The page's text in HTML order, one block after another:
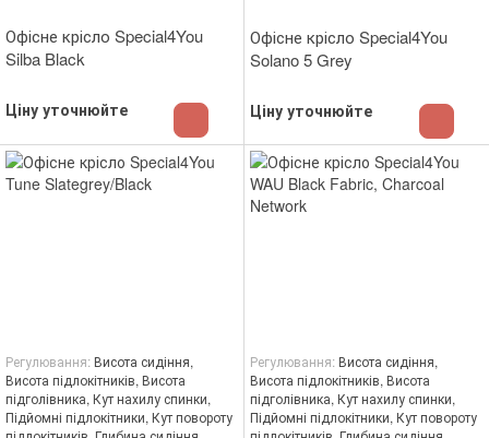
Офісне крісло Special4You
Silba Black
Ціну уточнюйте
Офісне крісло Special4You
Solano 5 Grey
Ціну уточнюйте
Регулювання Висота сидіння,
Висота підлокітників, Висота
підголівника, Кут нахилу спинки,
Підйомні підлокітники, Кут повороту
Регулювання Висота сидіння,
Висота підлокітників, Висота
підголівника, Кут нахилу спинки,
Підйомні підлокітники, Кут повороту